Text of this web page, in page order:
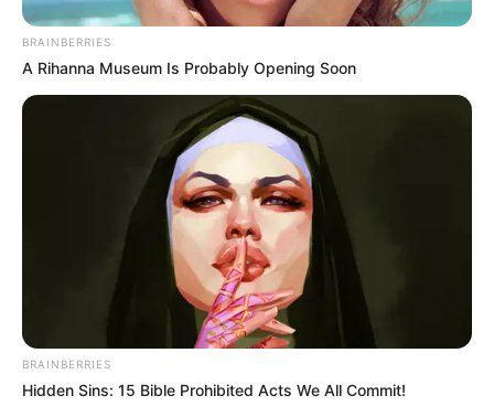
BRAINBERRIES
A Rihanna Museum Is Probably Opening Soon
BRAINBERRIES
Hidden Sins: 15 Bible Prohibited Acts We All Commit!